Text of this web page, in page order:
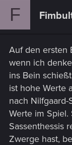
F
Auf den ersten
wenn ich
ins Bein
ist hohe Werte
nach
Werte im Spiel.
Sassenthessis
Zwerge hast,